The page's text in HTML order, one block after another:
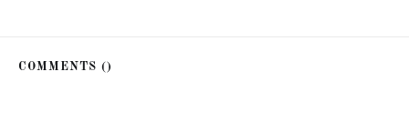
COMMENTS ()